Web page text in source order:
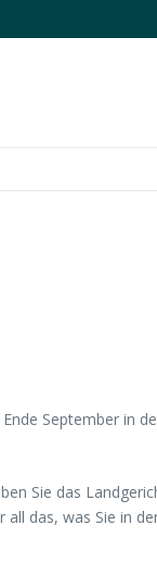
September in
Sie das
das, was Sie in